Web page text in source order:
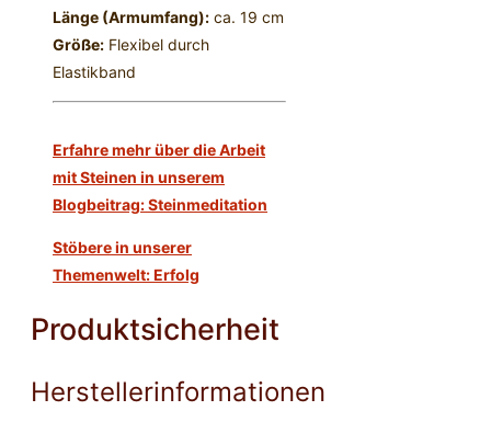
Länge (Armumfang): ca. 19 cm
Größe: Flexibel durch
Elastikband
Erfahre mehr über die Arbeit
mit Steinen in unserem
Blogbeitrag: Steinmeditation
Stöbere in unserer
Themenwelt: Erfolg
Produktsicherheit
Herstellerinformationen